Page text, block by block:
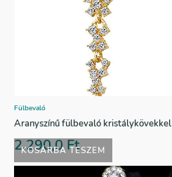
KOSÁRBA TESZEM
Fülbevaló
Aranyszínű fülbevaló kristálykövekkel
2.290,0Ft